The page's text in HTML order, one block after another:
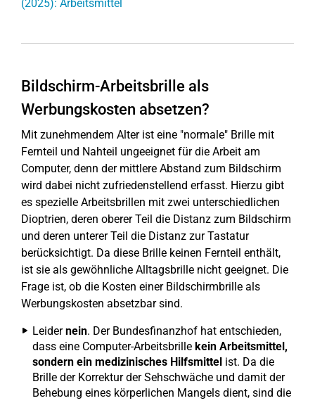
(2025): Arbeitsmittel
Bildschirm-Arbeitsbrille als
Werbungskosten absetzen?
Mit zunehmendem Alter ist eine "normale" Brille mit
Fernteil und Nahteil ungeeignet für die Arbeit am
Computer, denn der mittlere Abstand zum Bildschirm
wird dabei nicht zufriedenstellend erfasst. Hierzu gibt
es spezielle Arbeitsbrillen mit zwei unterschiedlichen
Dioptrien, deren oberer Teil die Distanz zum Bildschirm
und deren unterer Teil die Distanz zur Tastatur
berücksichtigt. Da diese Brille keinen Fernteil enthält,
ist sie als gewöhnliche Alltagsbrille nicht geeignet. Die
Frage ist, ob die Kosten einer Bildschirmbrille als
Werbungskosten absetzbar sind.
Leidernein. Der Bundesfinanzhof hat entschieden,
dass eine Computer-Arbeitsbrille kein Arbeitsmittel,
sondern ein medizinisches Hilfsmittel ist. Da die
Brille der Korrektur der Sehschwäche und damit der
Behebung eines körperlichen Mangels dient, sind die